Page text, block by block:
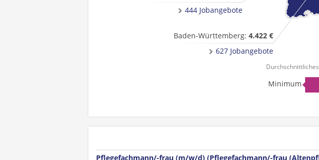
Baden-Württemberg: 4.422 €
627 Jobangebote
444 Jobangebote
Minimum
Pflegefachmann/-frau (m/w/d) (Pflegefachmann/-frau